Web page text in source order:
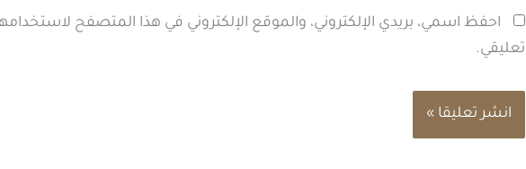
احفظ اسمي، بريدي الإلكتروني، والموقع الإلكتروني في هذا المتصفح
تعليقي.